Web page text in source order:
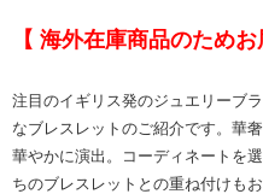
【 海外在庫商品のため
注目のイギリス発のジュエリーブ
なブレスレットのご紹介です。華
華やかに演出。コーディネートを
ちのブレスレットとの重ね付けも